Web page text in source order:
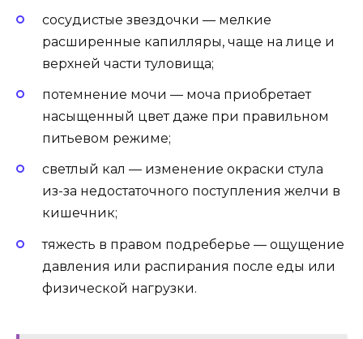
сосудистые звездочки — мелкие
расширенные капилляры, чаще на лице и
верхней части туловища;
потемнение мочи — моча приобретает
насыщенный цвет даже при правильном
питьевом режиме;
светлый кал — изменение окраски стула
из-за недостаточного поступления желчи в
кишечник;
тяжесть в правом подреберье — ощущение
давления или распирания после еды или
физической нагрузки.